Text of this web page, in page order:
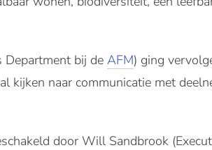
Department bij de AFM) ging
naar communicatie met
door Will Sandbrook